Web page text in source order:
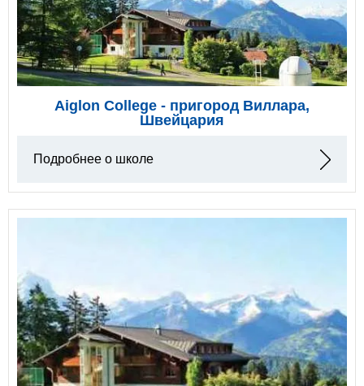
Aiglon College - пригород Виллара,
Швейцария
Подробнее о школе